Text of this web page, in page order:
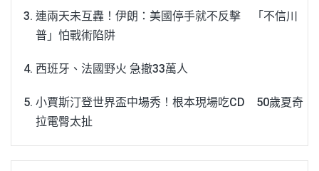
連兩天未互轟！伊朗：美國停手就不反擊 「不信川
普」怕戰術陷阱
西班牙、法國野火 急撤33萬人
小賈斯汀登世界盃中場秀！根本現場吃CD 50歲夏奇
拉電臀太扯